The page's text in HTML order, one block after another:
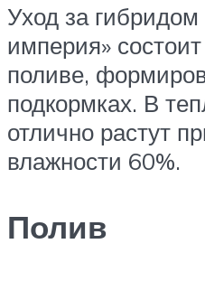
Уход за
империя»
поливе,
подкормках. В
отлично растут
влажности 60%.
Полив